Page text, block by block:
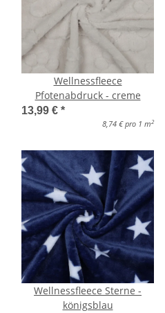
Wellnessfleece
Pfotenabdruck - creme
13,99 € *
8,74 € pro 1 m2
Wellnessfleece Sterne -
königsblau